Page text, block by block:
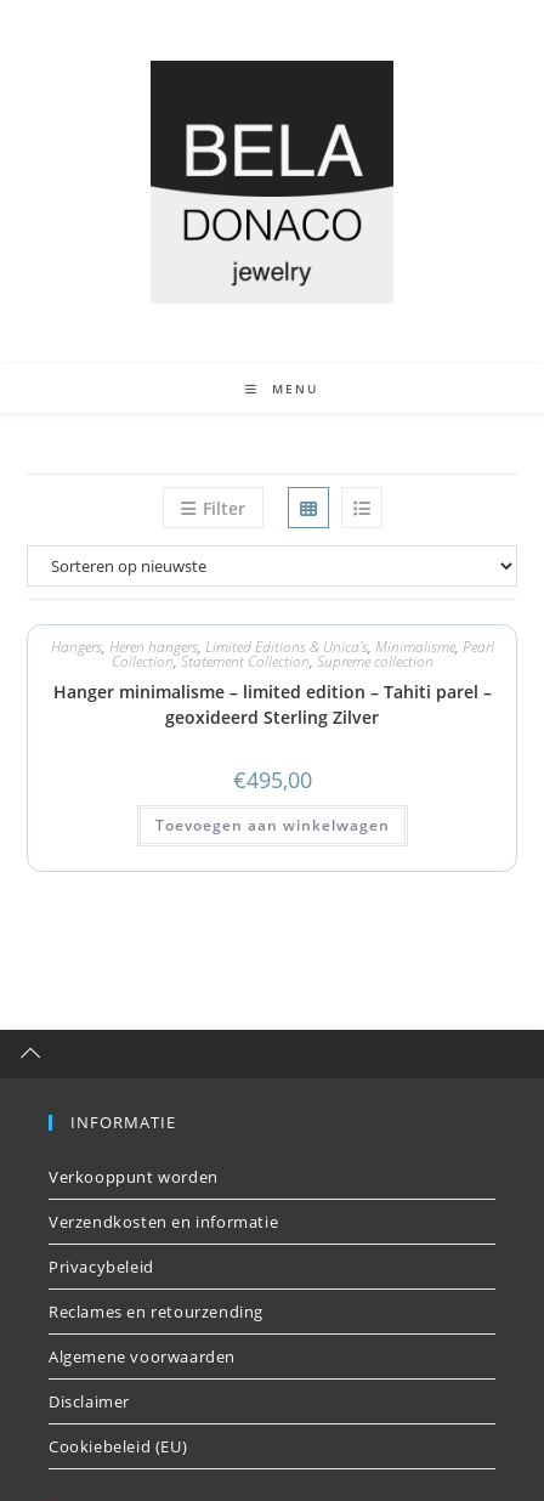
MENU
Filter
Hangers, Heren hangers, Limited Editions & Unica's, Minimalisme, Pearl
Collection,Statement Collection, Supreme collection
Hanger minimalisme – limited edition – Tahiti parel –
geoxideerd Sterling Zilver
€495,00
Toevoegen aan winkelwagen
INFORMATIE
Verkooppunt worden
Verzendkosten en informatie
Privacybeleid
Reclames en retourzending
Algemene voorwaarden
Disclaimer
Cookiebeleid (EU)